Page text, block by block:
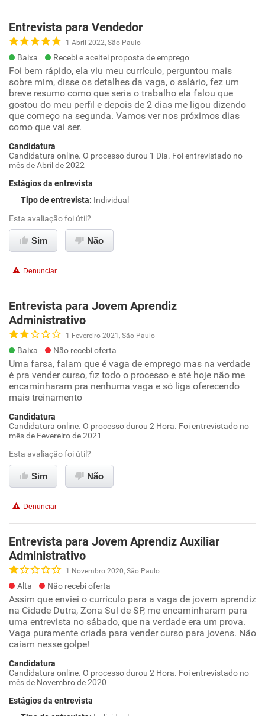
Entrevista para Vendedor
1 Abril 2022, São Paulo
Baixa Recebi e aceitei proposta de emprego
Foi bem rápido, ela viu meu currículo, perguntou mais
sobre mim, disse os detalhes da vaga, o salário, fez um
breve resumo como que seria o trabalho ela falou que
gostou do meu perfil e depois de 2 dias me ligou dizendo
que começo na segunda. Vamos ver nos próximos dias
como que vai ser.
Candidatura
Candidatura online. O processo durou 1 Dia. Foi entrevistado no
mês de Abril de 2022
Estágios da entrevista
Tipo de entrevista: Individual
Esta avaliação foi útil?
Sim Não
Denunciar
Entrevista para Jovem Aprendiz
Administrativo
1 Fevereiro 2021, São Paulo
Baixa Não recebi oferta
Uma farsa, falam que é vaga de emprego mas na verdade
é pra vender curso, fiz todo o processo e até hoje não me
encaminharam pra nenhuma vaga e só liga oferecendo
mais treinamento
Candidatura
Candidatura online. O processo durou 2 Hora. Foi entrevistado no
mês de Fevereiro de 2021
Esta avaliação foi útil?
Sim Não
Denunciar
Entrevista para Jovem Aprendiz Auxiliar
Administrativo
1 Novembro 2020, São Paulo
Alta Não recebi oferta
Assim que enviei o currículo para a vaga de jovem aprendiz
na Cidade Dutra, Zona Sul de SP, me encaminharam para
uma entrevista no sábado, que na verdade era um prova.
Vaga puramente criada para vender curso para jovens. Não
caiam nesse golpe!
Candidatura
Candidatura online. O processo durou 2 Hora. Foi entrevistado no
mês de Novembro de 2020
Estágios da entrevista